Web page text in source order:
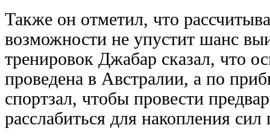
Также он отметил, что
возможности не упустит шанс
тренировок Джабар сказал, что
проведена в Австралии, а по
спортзал, чтобы провести
расслабиться для накопления сил